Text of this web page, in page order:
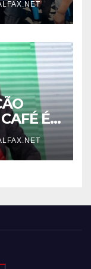
DO
É
E
DA